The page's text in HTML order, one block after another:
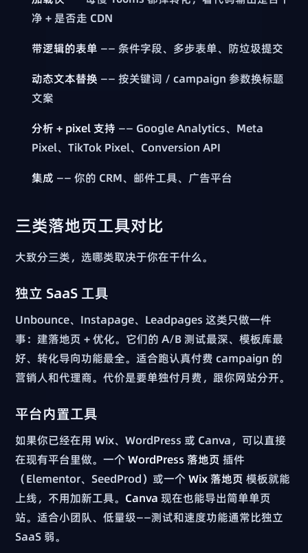
净 + 是否走 CDN
带逻辑的表单 —— 条件字段、多步表单、防垃圾提交
动态文本替换 —— 按关键词 / campaign 参数换标题
文案
分析 + pixel 支持 —— Google Analytics、Meta
Pixel、TikTok Pixel、Conversion API
集成 —— 你的 CRM、邮件工具、广告平台
三类落地页工具对比
大致分三类，选哪类取决于你在干什么。
独立 SaaS 工具
Unbounce、Instapage、Leadpages 这类只做一件
事：建落地页 + 优化。它们的 A/B 测试最深、模板库最
好、转化导向功能最全。适合跑认真付费 campaign 的
营销人和代理商。代价是要单独付月费，跟你网站分开。
平台内置工具
如果你已经在用 Wix、WordPress 或 Canva，可以直接
在现有平台里做。一个WordPress 落地页 插件
（Elementor、SeedProd）或一个Wix 落地页 模板就能
上线，不用加新工具。 Canva 现在也能导出简单单页
站。适合小团队、低量级——测试和速度功能通常比独立
SaaS 弱。